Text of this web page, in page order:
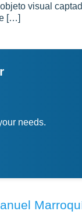
visual
[…]
needs.